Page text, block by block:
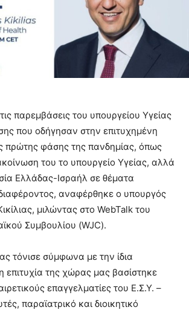
παρεμβάσεις του υπουργείου Υγείας
που οδήγησαν στην επιτυχημένη
πρώτης φάσης της πανδημίας, όπως
του το υπουργείο Υγείας, αλλά
Ελλάδας-Ισραήλ σε θέματα
αναφέρθηκε ο υπουργός
μιλώντας στο WebTalk του
Συμβουλίου (WJC).
τόνισε σύμφωνα με την ίδια
επιτυχία της χώρας μας βασίστηκε
επαγγελματίες του Ε.Σ.Υ. –
παραϊατρικό και διοικητικό